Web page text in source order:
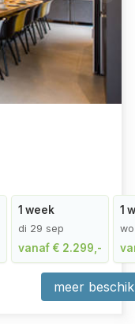
1 week
di 29 sep
vanaf € 2.299,-
1
meer